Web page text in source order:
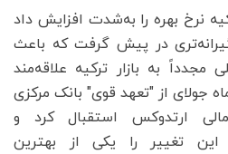
نرخ بهره را به‌شدت افزایش داد
در پیش گرفت که باعث
مجدداً به بازار ترکیه علاقه‌مند
جولای از "تعهد قوی" بانک مرکزی
ارتدوکس استقبال کرد و
این تغییر را یکی از بهترین